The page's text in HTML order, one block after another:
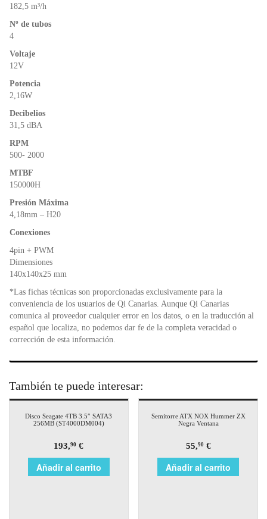
182,5 m³/h
Nº de tubos
4
Voltaje
12V
Potencia
2,16W
Decibelios
31,5 dBA
RPM
500- 2000
MTBF
150000H
Presión Máxima
4,18mm – H20
Conexiones
4pin + PWM
Dimensiones
140x140x25 mm
*Las fichas técnicas son proporcionadas exclusivamente para la
conveniencia de los usuarios de Qi Canarias. Aunque Qi Canarias
comunica al proveedor cualquier error en los datos, o en la traducción al
español que localiza, no podemos dar fe de la completa veracidad o
corrección de esta información.
También te puede interesar:
Disco Seagate 4TB 3.5″ SATA3
256MB (ST4000DM004)
193,90 €
Añadir al carrito
Semitorre ATX NOX Hummer ZX
Negra Ventana
55,90€
Añadir al carrito